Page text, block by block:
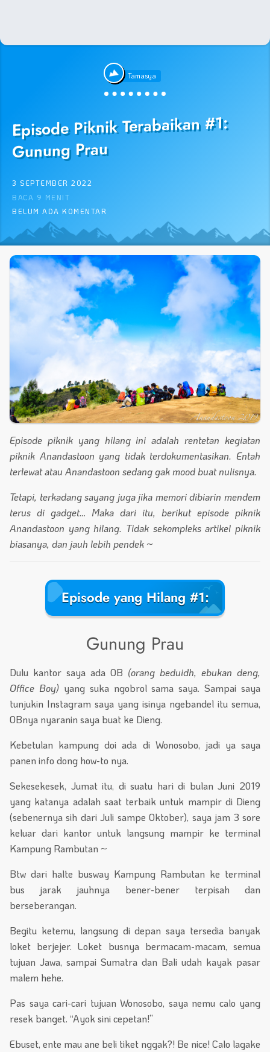
Tamasya
Episode Piknik Terabaikan #1:
Gunung Prau
3 SEPTEMBER 2022
BACA 9 MENIT
BELUM ADA KOMENTAR
Episode piknik yang hilang ini adalah rentetan kegiatan
piknik Anandastoon yang tidak terdokumentasikan. Entah
terlewat atau Anandastoon sedang gak mood buat nulisnya.
Tetapi, terkadang sayang juga jika memori dibiarin mendem
terus di gadget… Maka dari itu, berikut episode piknik
Anandastoon yang hilang. Tidak sekompleks artikel piknik
biasanya, dan jauh lebih pendek ~
Episode yang Hilang #1:
Gunung Prau
Dulu kantor saya ada OB (orang beduidh, ebukan deng,
Office Boy)yang suka ngobrol sama saya. Sampai saya
tunjukin Instagram saya yang isinya ngebandel itu semua,
OBnya nyaranin saya buat ke Dieng.
Kebetulan kampung doi ada di Wonosobo, jadi ya saya
panen info dong how-to nya.
Sekesekesek, Jumat itu, di suatu hari di bulan Juni 2019
yang katanya adalah saat terbaik untuk mampir di Dieng
(sebenernya sih dari Juli sampe Oktober), saya jam 3 sore
keluar dari kantor untuk langsung mampir ke terminal
Kampung Rambutan ~
Btw dari halte busway Kampung Rambutan ke terminal
bus jarak jauhnya bener-bener terpisah dan
berseberangan.
Begitu ketemu, langsung di depan saya tersedia banyak
loket berjejer. Loket busnya bermacam-macam, semua
tujuan Jawa, sampai Sumatra dan Bali udah kayak pasar
malem hehe.
Pas saya cari-cari tujuan Wonosobo, saya nemu calo yang
resek banget. “Ayok sini cepetan!”
Ebuset, ente mau ane beli tiket nggak?! Be nice! Calo lagake